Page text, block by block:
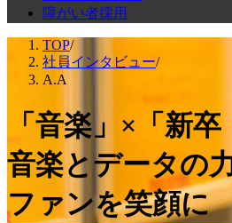
障がい者採用
TOP/
社員インタビュー/
A.A
「音楽」×「新
音楽とデータの
ファンを笑顔に